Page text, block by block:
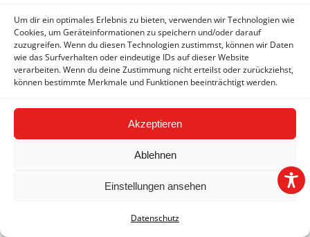
Um dir ein optimales Erlebnis zu bieten, verwenden wir Technologien wie
Cookies, um Geräteinformationen zu speichern und/oder darauf
zuzugreifen. Wenn du diesen Technologien zustimmst, können wir Daten
wie das Surfverhalten oder eindeutige IDs auf dieser Website
verarbeiten. Wenn du deine Zustimmung nicht erteilst oder zurückziehst,
können bestimmte Merkmale und Funktionen beeinträchtigt werden.
Akzeptieren
Ablehnen
Einstellungen ansehen
Datenschutz
2021 | Publikationen Deutsch
18. Dezember 2021
2020 | Publikationen Deutsch
2019 | Publikationen Deutsch
2018 | Publikationen Deutsch